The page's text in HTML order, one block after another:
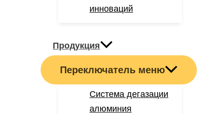
инноваций
Продукция
Переключатель меню
Система дегазации
алюминия